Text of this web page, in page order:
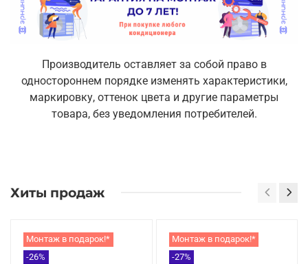
Производитель оставляет за собой право в
одностороннем порядке изменять характеристики,
маркировку, оттенок цвета и другие параметры
товара, без уведомления потребителей.
Хиты продаж
Монтаж в подарок!*
-26%
Монтаж в подарок!*
-27%